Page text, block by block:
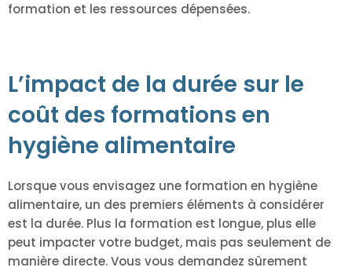
formation et les ressources dépensées.
L’impact de la durée sur le
coût des formations en
hygiène alimentaire
Lorsque vous envisagez une formation en hygiène
alimentaire, un des premiers éléments à considérer
est la durée. Plus la formation est longue, plus elle
peut impacter votre budget, mais pas seulement de
manière directe. Vous vous demandez sûrement